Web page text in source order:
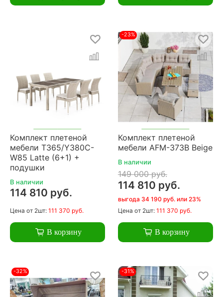
Комплект плетеной
мебели T365/Y380C-
W85 Latte (6+1) +
подушки
В наличии
114 810 руб.
Цена от 2шт: 111 370 руб.
В корзину
-23%
Комплект плетеной
мебели AFM-373B Beige
В наличии
149 000 руб.
114 810 руб.
выгода 34 190 руб. или 23%
Цена от 2шт: 111 370 руб.
В корзину
-32% -31%